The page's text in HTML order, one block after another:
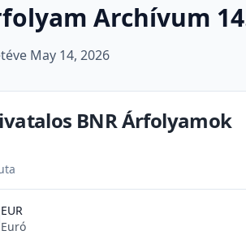
Archívum
May 14, 2026
BNR Árfolyamok
EUR
Euró